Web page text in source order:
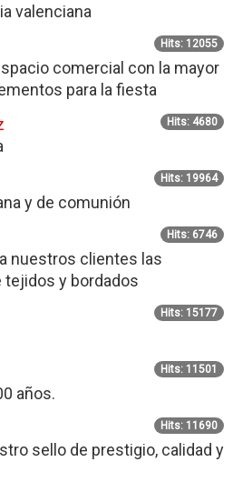
valenciana
Hits: 12055
comercial con la mayor
para la fiesta
Hits: 4680
Hits: 19964
y de comunión
Hits: 6746
nuestros clientes las
y bordados
Hits: 15177
Hits: 11501
años.
Hits: 11690
sello de prestigio, calidad y